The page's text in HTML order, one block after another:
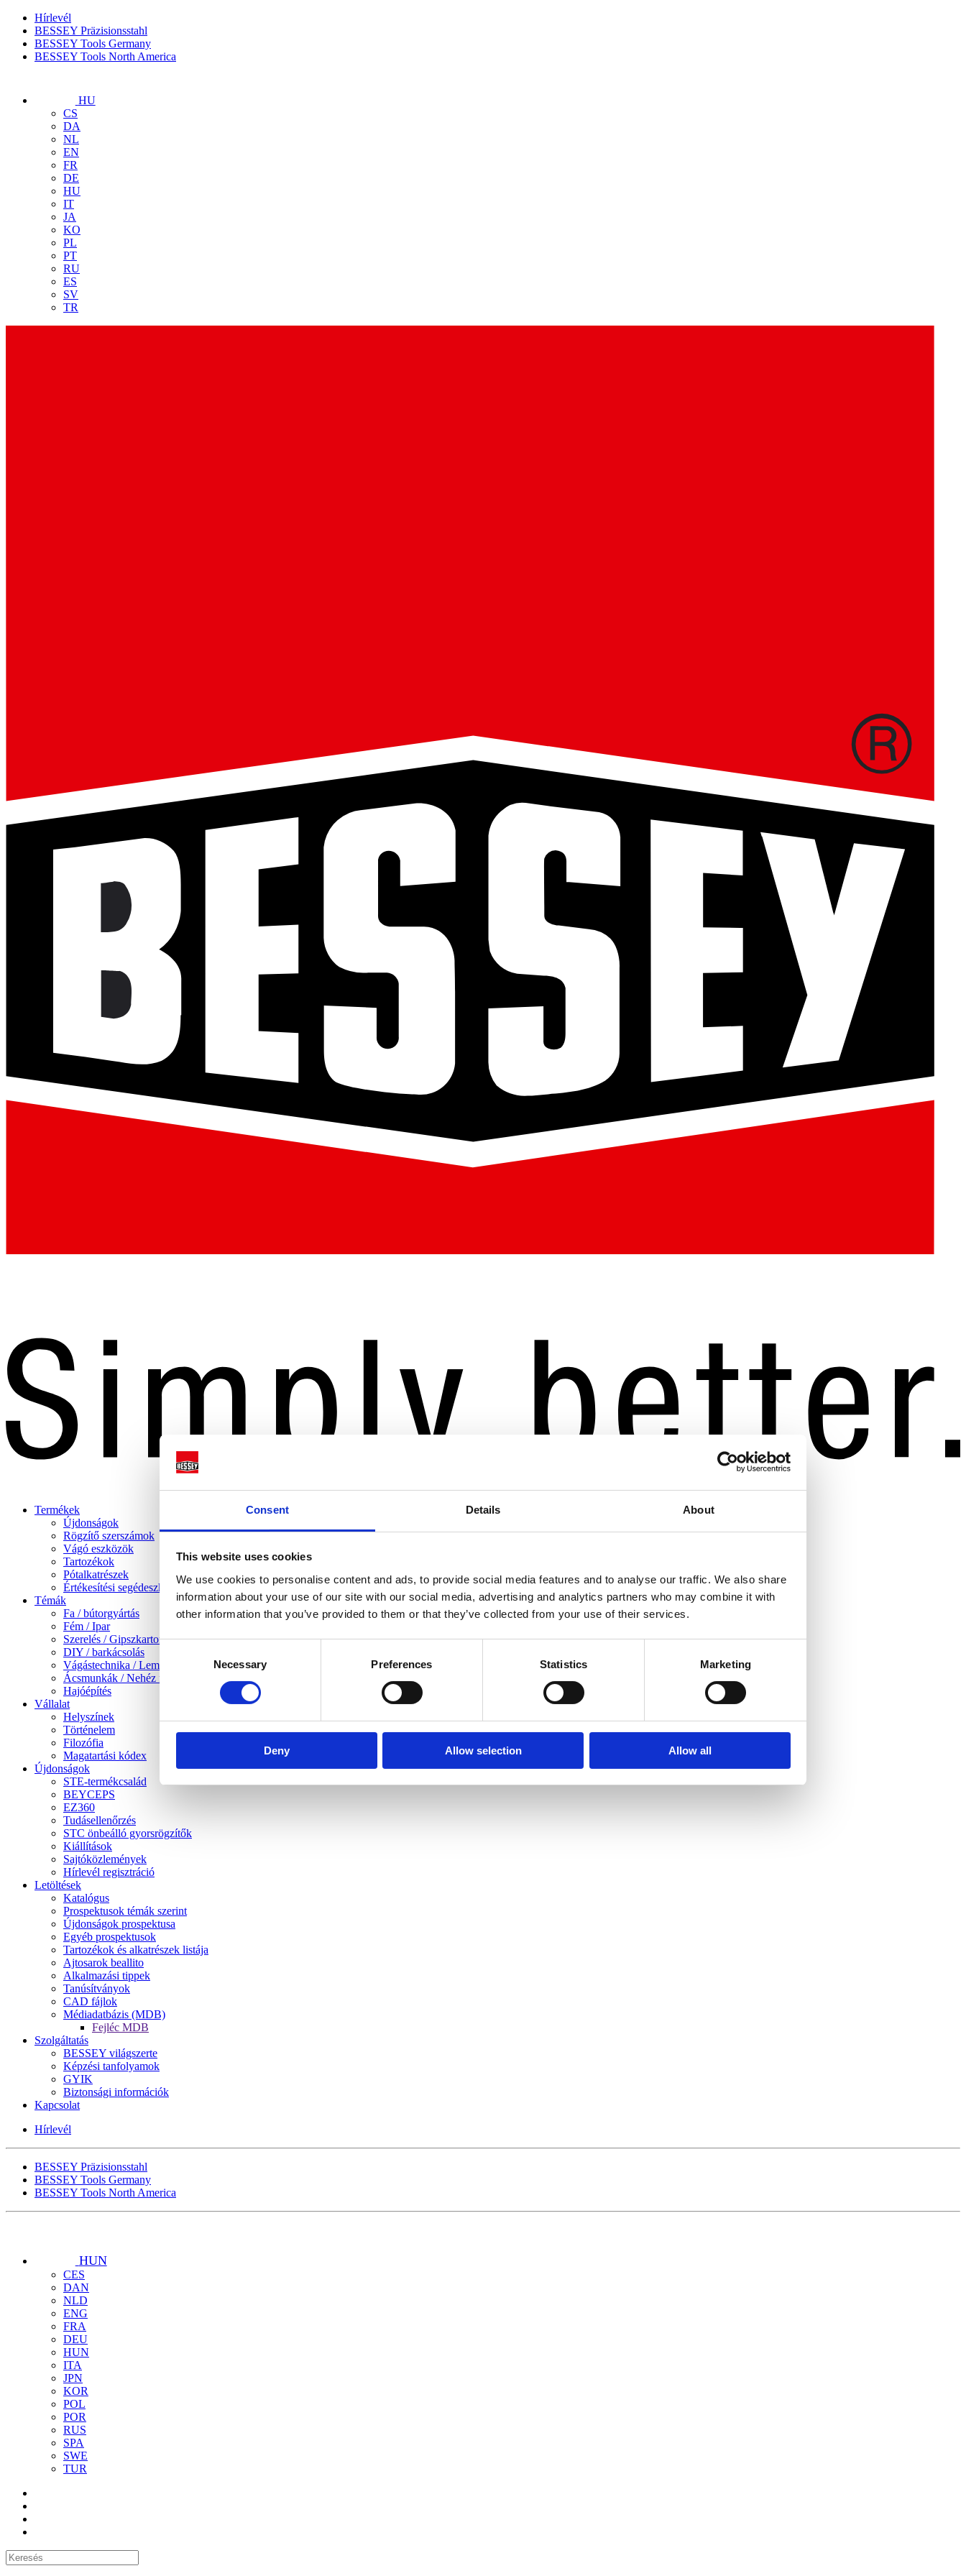
Consent Details About
This website uses cookies
We use cookies to personalise content and ads, to provide social media features and to analyse our traffic. We also share
information about your use of our site with our social media, advertising and analytics partners who may combine it with
other information that you’ve provided to them or that they’ve collected from your use of their services.
Consent
Selection
Necessary Preferences Statistics Marketing
Deny Allow selection Allow all
Hírlevél
BESSEY Präzisionsstahl
BESSEY Tools Germany
BESSEY Tools North America
HU
CS
DA
NL
EN
FR
DE
HU
IT
JA
KO
PL
PT
RU
ES
SV
TR
Termékek
Újdonságok
Rögzítő szerszámok
Vágó eszközök
Tartozékok
Pótalkatrészek
Értékesítési segédeszközök
Témák
Fa / bútorgyártás
Fém / Ipar
Szerelés / Gipszkarton szerelés
DIY / barkácsolás
Vágástechnika / Lemezmegmunkálás
Ácsmunkák / Nehéz famunkák
Hajóépítés
Vállalat
Helyszínek
Történelem
Filozófia
Magatartási kódex
Újdonságok
STE-termékcsalád
BEYCEPS
EZ360
Tudásellenőrzés
STC önbeálló gyorsrögzítők
Kiállítások
Sajtóközlemények
Hírlevél regisztráció
Letöltések
Katalógus
Prospektusok témák szerint
Újdonságok prospektusa
Egyéb prospektusok
Tartozékok és alkatrészek listája
Ajtosarok beallito
Alkalmazási tippek
Tanúsítványok
CAD fájlok
Médiadatbázis (MDB)
Fejléc MDB
Szolgáltatás
BESSEY világszerte
Képzési tanfolyamok
GYIK
Biztonsági információk
Kapcsolat
Hírlevél
BESSEY Präzisionsstahl
BESSEY Tools Germany
BESSEY Tools North America
HUN
CES
DAN
NLD
ENG
FRA
DEU
HUN
ITA
JPN
KOR
POL
POR
RUS
SPA
SWE
TUR